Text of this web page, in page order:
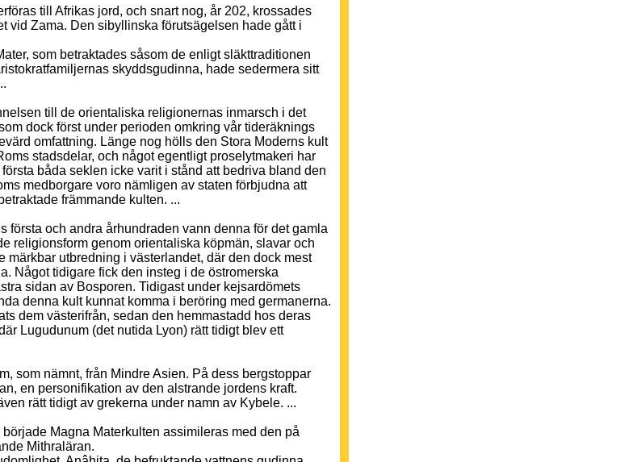
till Afrikas jord, och snart nog, år 202, krossades
vid Zama. Den sibyllinska förutsägelsen hade gått i
som betraktades såsom de enligt släkttraditionen
skyddsgudinna, hade sedermera sitt
till de orientaliska religionernas inmarsch i det
dock först under perioden omkring vår tideräknings
omfattning. Länge nog hölls den Stora Moderns kult
stadsdelar, och något egentligt proselytmakeri har
båda seklen icke varit i stånd att bedriva bland den
medborgare voro nämligen av staten förbjudna att
främmande kulten. ...
första och andra århundraden vann denna för det gamla
religionsform genom orientaliska köpmän, slavar och
märkbar utbredning i västerlandet, där den dock mest
Något tidigare fick den insteg i de östromerska
sidan av Bosporen. Tidigast under kejsardömets
denna kult kunnat komma i beröring med germanerna.
dem västerifrån, sedan den hemmastadd hos deras
Lugudunum (det nutida Lyon) rätt tidigt blev ett
som nämnt, från Mindre Asien. På dess bergstoppar
en personifikation av den alstrande jordens kraft.
rätt tidigt av grekerna under namn av Kybele. ...
började Magna Materkulten assimileras med den på
Mithraläran.